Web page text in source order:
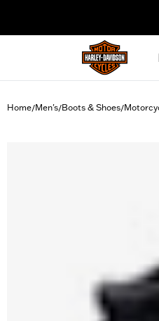
Home/Men's/Boots & Shoes/